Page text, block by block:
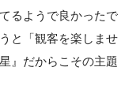
るようで良かったで
と「観客を楽しませ
』だからこその主題